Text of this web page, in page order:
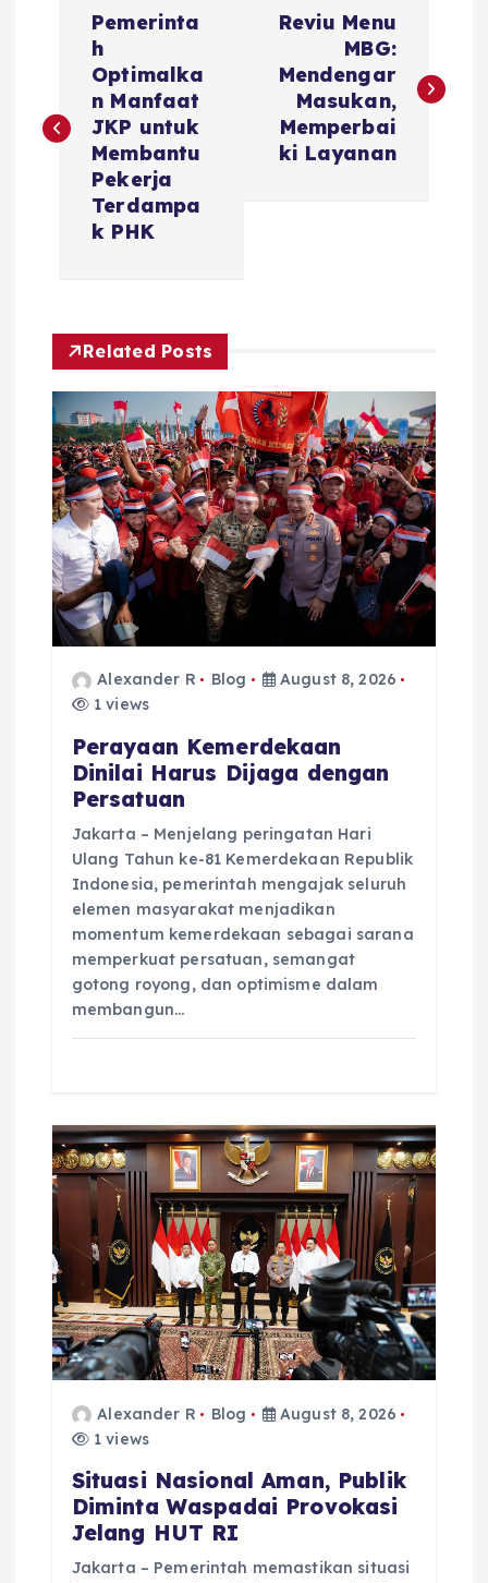
s
v
g
a
t
o
Pemerinta
h
Optimalka
n Manfaat
JKP untuk
Membantu
Pekerja
Terdampa
k PHK
Reviu Menu
MBG:
Mendengar
Masukan,
Memperbai
ki Layanan
Related Posts
Alexander R Blog
August 8, 2026
1 views
Perayaan Kemerdekaan
Dinilai Harus Dijaga dengan
Persatuan
Jakarta – Menjelang peringatan Hari
Ulang Tahun ke-81 Kemerdekaan Republik
Indonesia, pemerintah mengajak seluruh
elemen masyarakat menjadikan
momentum kemerdekaan sebagai sarana
memperkuat persatuan, semangat
gotong royong, dan optimisme dalam
membangun…
Alexander R Blog
August 8, 2026
1 views
Situasi Nasional Aman, Publik
Diminta Waspadai Provokasi
Jelang HUT RI
Jakarta – Pemerintah memastikan situasi